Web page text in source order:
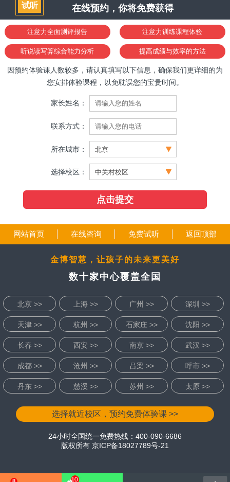
在线预约，你将免费获得
试听
注意力全面测评报告 注意力训练课程体验
听说读写算综合能力分析 提高成绩与效率的方法
因预约体验课人数较多，请认真填写以下信息，确保我们更详细的为
您安排体验课程，以免耽误您的宝贵时间。
家长姓名：
联系方式：
所在城市：
选择校区：
网站首页 在线咨询 免费试听 返回顶部
金博智慧，让孩子的未来更美好
数十家中心覆盖全国
北京 >> 上海 >> 广州 >> 深圳 >>
天津 >> 杭州 >> 石家庄 >> 沈阳 >>
长春 >> 西安 >> 南京 >> 武汉 >>
成都 >> 沧州 >> 吕梁 >> 呼市 >>
丹东 >> 慈溪 >> 苏州 >> 太原 >>
选择就近校区，预约免费体验课 >>
24小时全国统一免费热线：400-090-6686
版权所有 京ICP备18027789号-21